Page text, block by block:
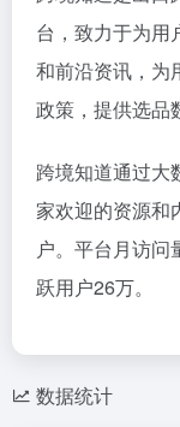
台，致力于为用
和前沿资讯，为
政策，提供选品
跨境知道通过大
家欢迎的资源和
户。平台月访
跃用户26万。
数据统计